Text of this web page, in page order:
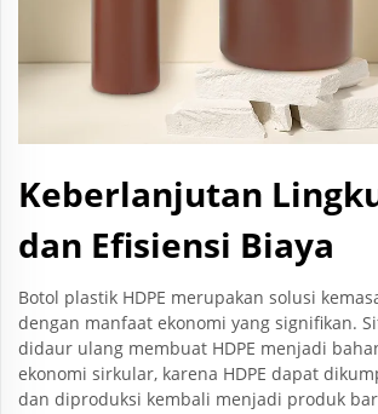
Keberlanjutan
dan Efisiensi Biaya
Botol plastik HDPE merupakan solusi
dengan manfaat ekonomi yang signifikan.
didaur ulang membuat HDPE menjadi
ekonomi sirkular, karena HDPE dapat
dan diproduksi kembali menjadi produk